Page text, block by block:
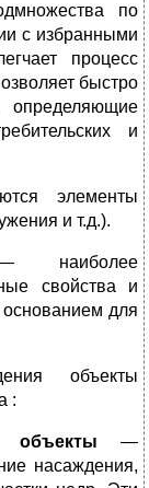
по
с избранными
процесс
быстро
определяющие
и
элементы
и т.д.).
— наиболее
свойства и
основанием для
объекты
:
объекты —
насаждения,